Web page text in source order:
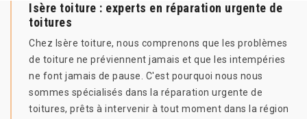
Isère toiture : experts en réparation urgente de
toitures
Chez Isère toiture, nous comprenons que les problèmes
de toiture ne préviennent jamais et que les intempéries
ne font jamais de pause. C'est pourquoi nous nous
sommes spécialisés dans la réparation urgente de
toitures, prêts à intervenir à tout moment dans la région